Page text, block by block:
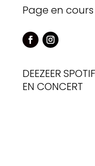
Page en
DEEZEER
EN CONCERT